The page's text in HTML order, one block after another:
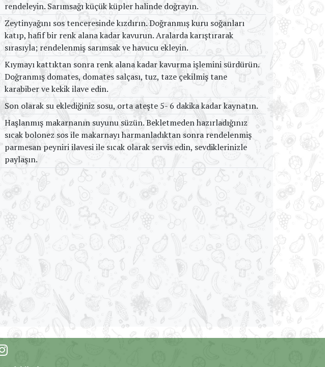
rendeleyin. Sarımsağı küçük küpler halinde doğrayın.
Zeytinyağını sos tenceresinde kızdırın. Doğranmış kuru soğanları
katıp, hafif bir renk alana kadar kavurun. Aralarda karıştırarak
sırasıyla; rendelenmiş sarımsak ve havucu ekleyin.
Kıymayı kattıktan sonra renk alana kadar kavurma işlemini sürdürün.
Doğranmış domates, domates salçası, tuz, taze çekilmiş tane
karabiber ve kekik ilave edin.
Son olarak su eklediğiniz sosu, orta ateşte 5- 6 dakika kadar kaynatın.
Haşlanmış makarnanın suyunu süzün. Bekletmeden hazırladığınız
sıcak bolonez sos ile makarnayı harmanladıktan sonra rendelenmiş
parmesan peyniri ilavesi ile sıcak olarak servis edin, sevdiklerinizle
paylaşın.